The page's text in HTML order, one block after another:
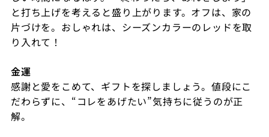
と打ち上げを考えると盛り上がります。オフは、家の
片づけを。おしゃれは、シーズンカラーのレッドを取
り入れて！
金運
感謝と愛をこめて、ギフトを探しましょう。値段にこ
だわらずに、“コレをあげたい”気持ちに従うのが正
解。